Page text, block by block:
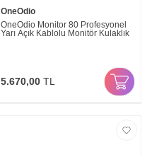
OneOdio
OneOdio Monitor 80 Profesyonel
Yarı Açık Kablolu Monitör Kulaklık
5.670,00 TL